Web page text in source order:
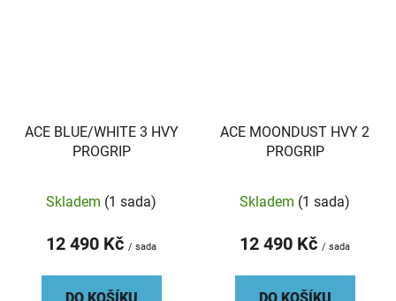
ACE BLUE/WHITE 3 HVY
PROGRIP
Skladem (1 sada)
12 490 Kč / sada
ACE MOONDUST HVY 2
PROGRIP
Skladem (1 sada)
12 490 Kč / sada